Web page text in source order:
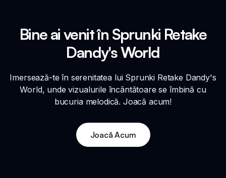
Bine ai venit în Sprunki Retake
Dandy's World
Imersează-te în serenitatea lui Sprunki Retake Dandy's
World, unde vizualurile încântătoare se îmbină cu
bucuria melodică. Joacă acum!
Joacă Acum